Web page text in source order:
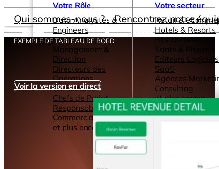
Votre Rôle
Data Analystes &
Engineers
DSI & CTOs
Management &
Direction
Directeurs des
Opérations
Consultants
Chefs de Projet
Responsables
Commerciaux
et plus encore...
Votre secteur
Retail &
Hotels & Resorts
Restaurants
Santé & Pharma
Editeurs
SaaS
Agences
Consulting
et plus encore...
Qui sommes-nous ? Rencontrez notre
EXEMPLE DE TABLEAU DE BORD
Voir la version en direct